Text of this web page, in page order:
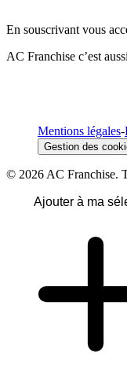
En souscrivant vous
AC Franchise c’est
Mentions légales-
Gestion des
© 2026 AC Franchise.
Ajouter à ma